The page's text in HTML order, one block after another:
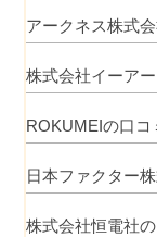
アークネス株式
株式会社イーア
ROKUMEIの口コ
日本ファクター
株式会社恒電社